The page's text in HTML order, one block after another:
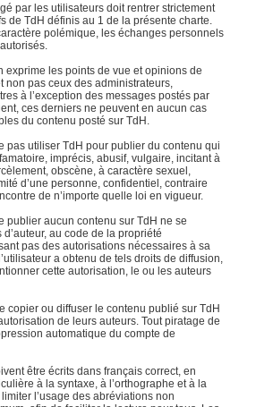
par les utilisateurs doit rentrer strictement
de TdH définis au 1 de la présente charte.
polémique, les échanges personnels
exprime les points de vue et opinions de
non pas ceux des administrateurs,
à l’exception des messages postés par
ces derniers ne peuvent en aucun cas
du contenu posté sur TdH.
pas utiliser TdH pour publier du contenu qui
imprécis, abusif, vulgaire, incitant à
obscène, à caractère sexuel,
d’une personne, confidentiel, contraire
de n’importe quelle loi en vigueur.
publier aucun contenu sur TdH ne se
au code de la propriété
pas des autorisations nécessaires à sa
a obtenu de tels droits de diffusion,
cette autorisation, le ou les auteurs
copier ou diffuser le contenu publié sur TdH
de leurs auteurs. Tout piratage de
automatique du compte de
être écrits dans français correct, en
à la syntaxe, à l’orthographe et à la
l’usage des abréviations non